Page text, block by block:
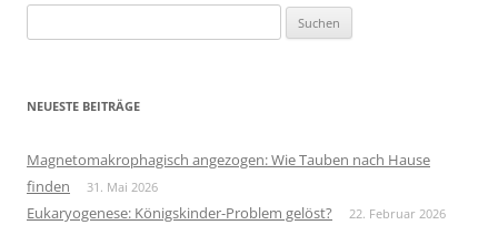
nach:
NEUESTE BEITRÄGE
Magnetomakrophagisch angezogen: Wie Tauben nach Hause
finden
31. Mai 2026
Eukaryogenese: Königskinder-Problem gelöst? 22. Februar 2026